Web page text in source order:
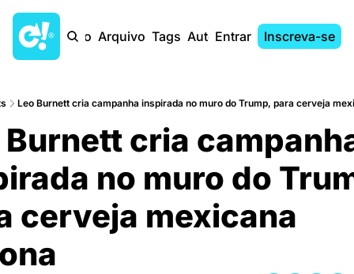
Início Arquivo Tags AutoresEntrar Inscreva-se
Leo Burnett cria campanha inspirada no muro do Trump, para cerveja
Burnett cria
no muro do
cerveja mexicana